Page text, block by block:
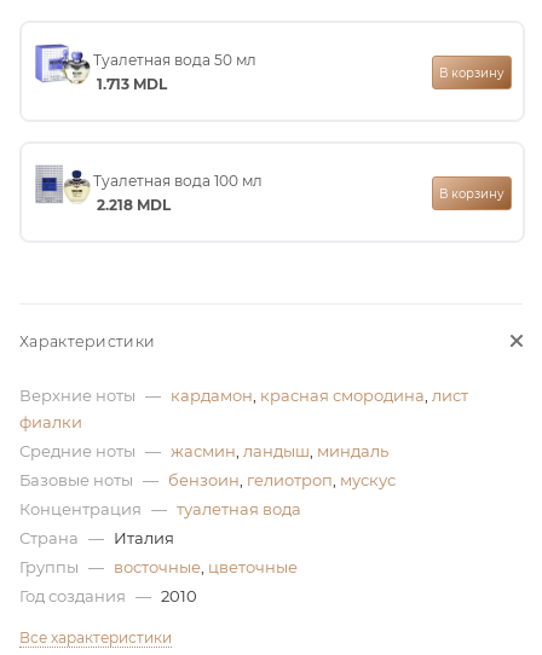
Туалетная вода 50 мл
1.713 MDL
В корзину
Туалетная вода 100 мл
2.218 MDL
В корзину
Характеристики
Верхние ноты — кардамон красная смородина лист
фиалки
Средние ноты — жасмин ландыш миндаль
Базовые ноты — бензоин гелиотроп мускус
Концентрация — туалетная вода
Страна — Италия
Группы — восточные цветочные
Год создания — 2010
Все характеристики